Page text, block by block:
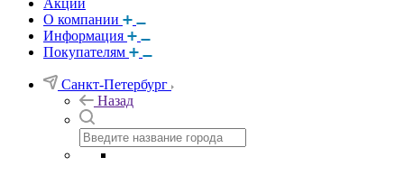
Акции
О компании
Информация
Покупателям
Санкт-Петербург
Назад